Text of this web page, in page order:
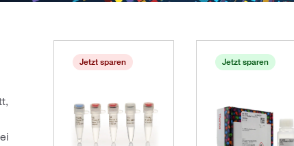
Jetzt sparen Jetzt sparen